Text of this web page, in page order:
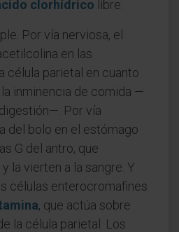
clorhídrico libre.
Por vía nerviosa, el
en las
célula parietal en cuanto
inminencia de comida —
Por vía
del bolo en el estómago
G del antro, que
y la vierten a la sangre. Y
células enterocromafines
, que actúa sobre
la célula parietal. Los